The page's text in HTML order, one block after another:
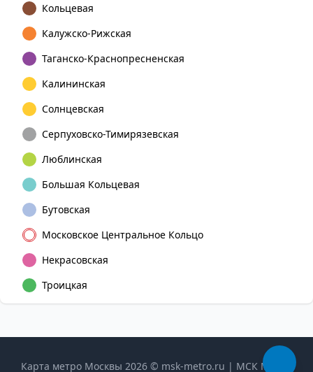
Кольцевая
Калужско-Рижская
Таганско-Краснопресненская
Калининская
Солнцевская
Серпуховско-Тимирязевская
Люблинская
Большая Кольцевая
Бутовская
Московское Центральное Кольцо
Некрасовская
Троицкая
Карта метро Москвы 2026 © msk-metro.ru | МСК Метро